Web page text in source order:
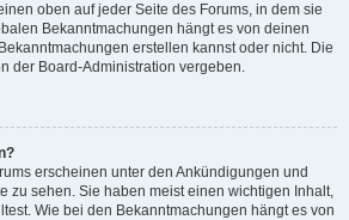
oben auf jeder Seite des Forums, in dem sie
Bekanntmachungen hängt es von deinen
erstellen kannst oder nicht. Die
der Board-Administration vergeben.
erscheinen unter den Ankündigungen und
zu sehen. Sie haben meist einen wichtigen Inhalt,
Wie bei den Bekanntmachungen hängt es von